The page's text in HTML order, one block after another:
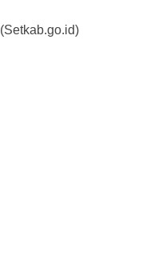
(Setkab.go.id)